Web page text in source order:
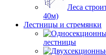
Леса
40м)
Лестницы и стремянки
лестницы